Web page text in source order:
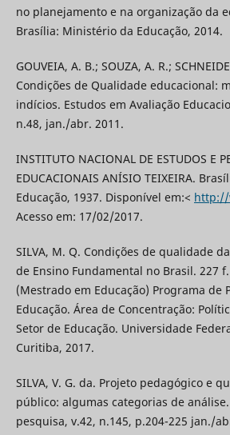
no planejamento e na organização da
Brasília: Ministério da Educação, 2014.
GOUVEIA, A. B.; SOUZA, A. R.;
Condições de Qualidade educacional:
indícios. Estudos em Avaliação
n.48, jan./abr. 2011.
INSTITUTO NACIONAL DE ESTUDOS E
EDUCACIONAIS ANÍSIO TEIXEIRA.
Educação, 1937. Disponível em:< http://
Acesso em: 17/02/2017.
SILVA, M. Q. Condições de qualidade
de Ensino Fundamental no Brasil. 227
(Mestrado em Educação) Programa de
Educação. Área de Concentração:
Setor de Educação. Universidade
Curitiba, 2017.
SILVA, V. G. da. Projeto pedagógico e
público: algumas categorias de
pesquisa, v.42, n.145, p.204-225 jan./